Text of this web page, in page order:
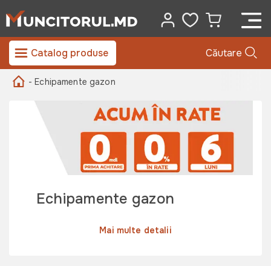
Catalog produse Căutare
- Echipamente gazon
Echipamente gazon
Mai multe detalii